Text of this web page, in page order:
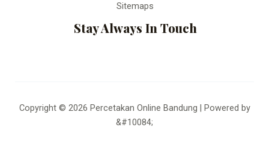
Sitemaps
Stay Always In Touch
Copyright © 2026 Percetakan Online Bandung | Powered by
&#10084;